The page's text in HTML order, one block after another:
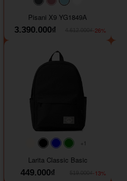
#40454a#b76e79
#9ad8e7
Pisani X9 YG1849A
3.390.000₫
-26%
#faf0e6
#000000#0000FF#008000
+1
Larita Classic Basic
449.000₫
-13%